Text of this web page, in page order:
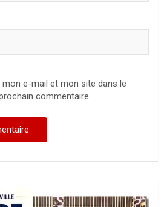
e-mail et mon site dans le
commentaire.